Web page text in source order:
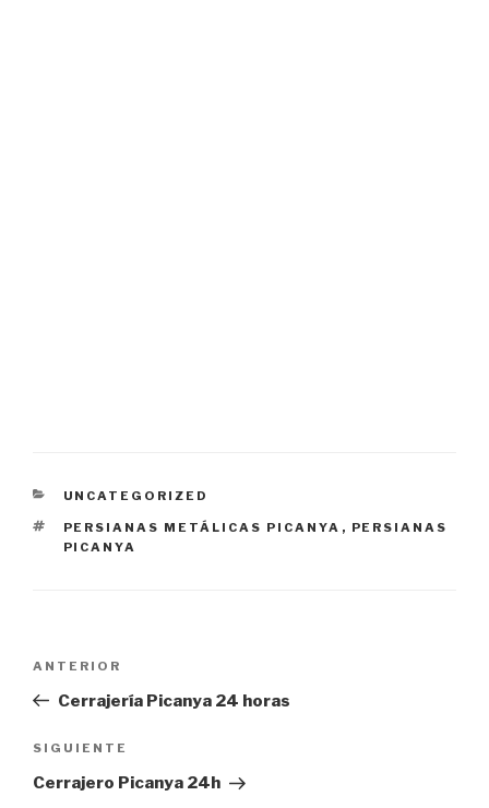
CATEGORÍAS
UNCATEGORIZED
ETIQUETAS
PERSIANAS METÁLICAS PICANYA , PERSIANAS
PICANYA
entradas
Entrada
anterior:
ANTERIOR
Cerrajería Picanya 24 horas
Siguiente
entrada
SIGUIENTE
Cerrajero Picanya 24h